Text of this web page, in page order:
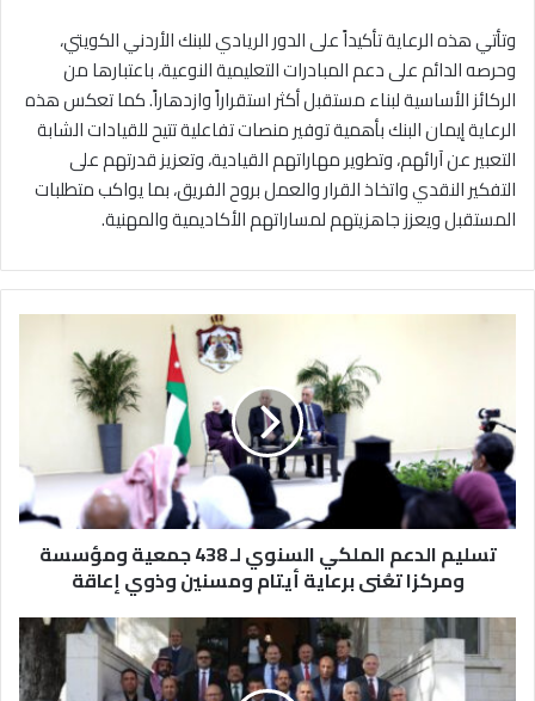
وتأتي هذه الرعاية تأكيداً على الدور الريادي للبنك الأردني الكويتي،
وحرصه الدائم على دعم المبادرات التعليمية النوعية، باعتبارها من
الركائز الأساسية لبناء مستقبل أكثر استقراراً وازدهاراً. كما تعكس هذه
الرعاية إيمان البنك بأهمية توفير منصات تفاعلية تتيح للقيادات الشابة
التعبير عن آرائهم، وتطوير مهاراتهم القيادية، وتعزيز قدرتهم على
التفكير النقدي واتخاذ القرار والعمل بروح الفريق، بما يواكب متطلبات
المستقبل ويعزز جاهزيتهم لمساراتهم الأكاديمية والمهنية.
م
ا
ل
د
ع
م
تسليم الدعم الملكي السنوي لـ 438 جمعية ومؤسسة
ومركزا تعُنى برعاية أيتام ومسنين وذوي إعاقة
ا